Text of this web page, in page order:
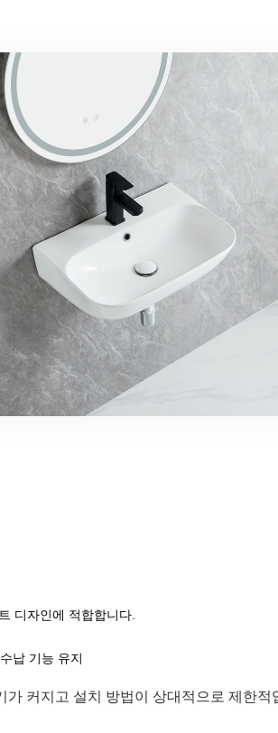
디자인에 적합합니다.
납 기능 유지
커지고 설치 방법이 상대적으로 제한적